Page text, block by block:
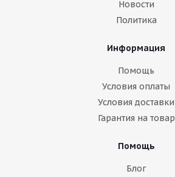
Новости
Политика
Информация
Помощь
Условия оплаты
Условия доставки
Гарантия на товар
Помощь
Блог